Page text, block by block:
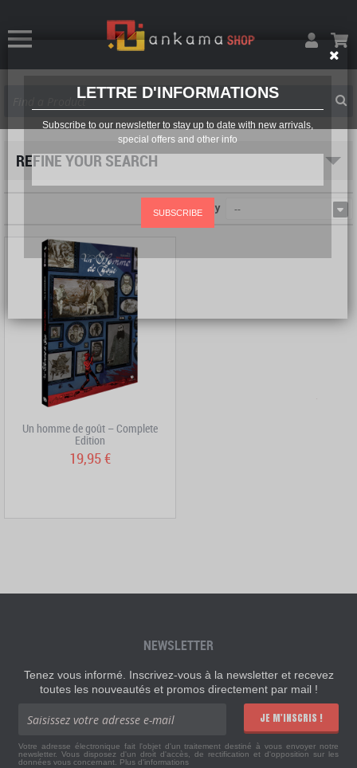
LETTRE D'INFORMATIONS
Subscribe to our newsletter to stay up to date with new arrivals,
special offers and other info
SUBSCRIBE
REFINE YOUR SEARCH
Sort by --
Un homme de goût – Complete
Edition
19,95 €
NEWSLETTER
Tenez vous informé. Inscrivez-vous à la newsletter et recevez
toutes les nouveautés et promos directement par mail !
JE M'INSCRIS !
Votre adresse électronique fait l'objet d'un traitement destiné à vous envoyer notre
newsletter. Vous disposez d'un droit d'accès, de rectification et d'opposition sur les
données vous concernant. Plus d'informations